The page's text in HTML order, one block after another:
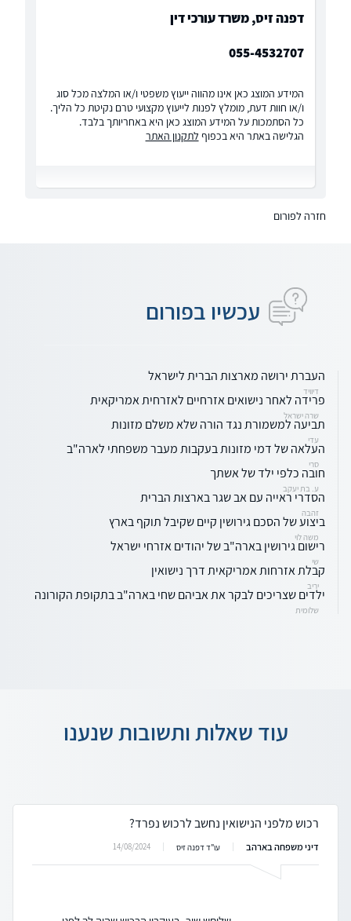
דפנה זיס, משרד עורכי דין
055-4532707
המידע המוצג כאן אינו מהווה ייעוץ משפטי ו/או המלצה מכל סוג
ו/או חוות דעת, מומלץ לפנות לייעוץ מקצועי טרם נקיטת כל הליך.
כל הסתמכות על המידע המוצג כאן היא באחריותך בלבד.
הגלישה באתר היא בכפוף לתקנון האתר
חזרה לפורום
עכשיו בפורום
העברת ירושה מארצות הברית לישראל
דיוויד
פרידה לאחר נישואים אזרחיים לאזרחית אמריקאית
שרה ישראל
תביעה למשמורת נגד הורה שלא משלם מזונות
עדי
העלאה של דמי מזונות בעקבות מעבר משפחתי לארה"ב
סרי
חובה כלפי ילד של אשתך
ע. בת יעקב
הסדרי ראייה עם אב שגר בארצות הברית
זהבה
ביצוע של הסכם גירושין קיים שקיבל תוקף בארץ
משה לוי
רישום גירושין בארה"ב של יהודים אזרחי ישראל
שי
קבלת אזרחות אמריקאית דרך נישואין
יריב
ילדים שצריכים לבקר את אביהם שחי בארה"ב בתקופת הקורונה
שלומית
עוד שאלות ותשובות שנענו
רכוש מלפני הנישואין נחשב לרכוש נפרד?
דיני משפחה בארהב עו"ד דפנה זיס 14/08/2024